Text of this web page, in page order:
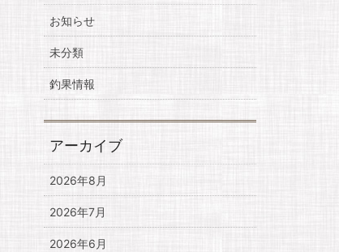
お知らせ
未分類
釣果情報
アーカイブ
2026年8月
2026年7月
2026年6月